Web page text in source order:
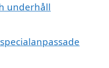
underhåll